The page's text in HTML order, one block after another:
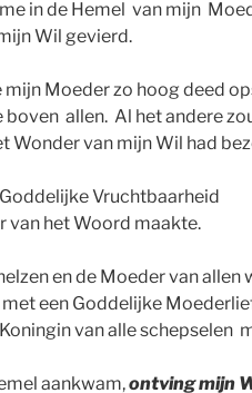
in de Hemel van mijn
Wil gevierd.
mijn Moeder zo hoog deed
allen. Al het andere
Wonder van mijn Wil had
Vruchtbaarheid
van het Woord maakte.
en de Moeder van allen
een Goddelijke
van alle schepselen
aankwam,ontving mijn